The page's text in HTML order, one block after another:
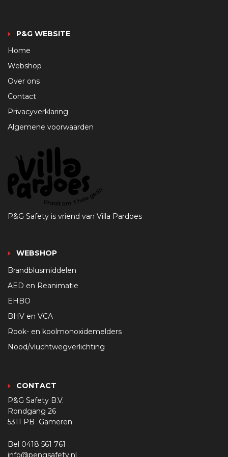
P&G WEBSITE
Home
Webshop
Over ons
Contact
Privacyverklaring
Algemene voorwaarden
P&G Safety is vriend van Villa Pardoes
WEBSHOP
Brandblusmiddelen
AED en Reanimatie
EHBO
BHV en VCA
Rook- en koolmonoxidemelders
Nood/vluchtwegverlichting
CONTACT
P&G Safety B.V.
Rondgang 26
5311 PB Gameren
Bel 0418 561 761
info@pengsafety.nl